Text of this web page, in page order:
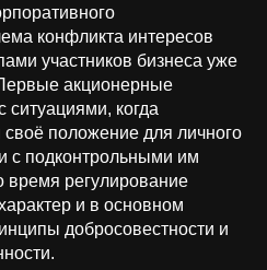
конфликта интересов
участников бизнеса уже
акционерные
ситуациями, когда
своё положение для личного
с подконтрольными им
время регулирование
и в основном
добросовестности и